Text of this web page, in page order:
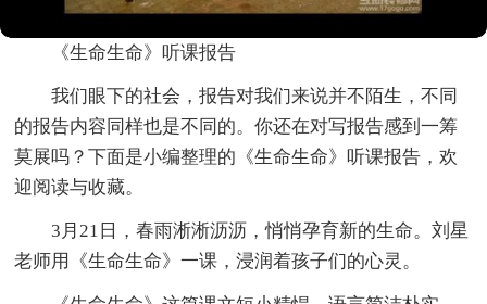
《生命生命》听课报告
我们眼下的社会，报告对我们来说并不陌生，不同
的报告内容同样也是不同的。你还在对写报告感到一筹
莫展吗？下面是小编整理的《生命生命》听课报告，欢
迎阅读与收藏。
3月21日，春雨淅淅沥沥，悄悄孕育新的生命。刘星
老师用《生命生命》一课，浸润着孩子们的心灵。